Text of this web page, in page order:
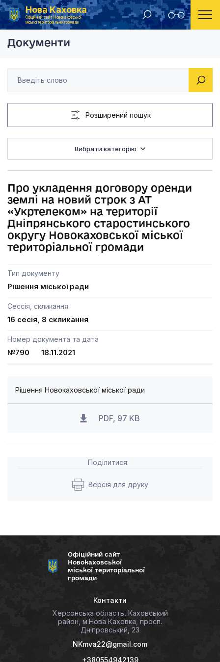
Нова Каховка
Офіційний сайт Новокаховської
міської територіальної громади
Головна Рішення Новокаховської міської ради 2021 рік Про укладення
Документи
Розширений пошук
Вибрати категорію
Про укладення договору оренди
землі на новий строк з АТ
«Укртелеком» на території
Дніпрянського старостинського
округу Новокаховської міської
територіальної громади
Тип документу
Рішення міської ради
Сессія, скликання
16 сесія, 8 скликання
Номер документа та дата
№790 18.11.2021
Рішення Новокаховської міської ради
PDF, 97 KB
Поділитися:
Версія для друку
Офіційний сайт
Новокаховської
міської територіальної
громади
Контакти
Херсонська область, Каховський
район, м.Нова Каховка, просп.
Дніпровський, 23
NKmva22@gmail.com
+380554942139